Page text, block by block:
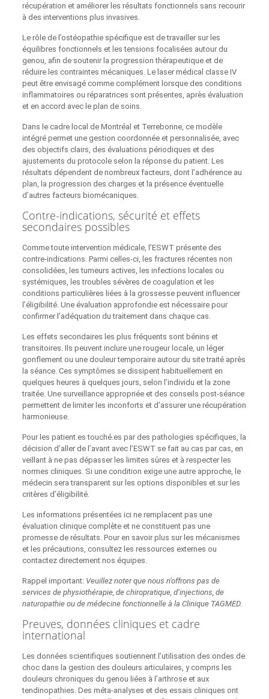
récupération et améliorer les résultats fonctionnels sans recourir
à des interventions plus invasives.
Le rôle de l’ostéopathie spécifique est de travailler sur les
équilibres fonctionnels et les tensions focalisées autour du
genou, afin de soutenir la progression thérapeutique et de
réduire les contraintes mécaniques. Le laser médical classe IV
peut être envisagé comme complément lorsque des conditions
inflammatoires ou réparatrices sont présentes, après évaluation
et en accord avec le plan de soins.
Dans le cadre local de Montréal et Terrebonne, ce modèle
intégré permet une gestion coordonnée et personnalisée, avec
des objectifs clairs, des évaluations périodiques et des
ajustements du protocole selon la réponse du patient. Les
résultats dépendent de nombreux facteurs, dont l’adhérence au
plan, la progression des charges et la présence éventuelle
d’autres facteurs biomécaniques.
Contre-indications, sécurité et effets
secondaires possibles
Comme toute intervention médicale, l’ESWT présente des
contre-indications. Parmi celles-ci, les fractures récentes non
consolidées, les tumeurs actives, les infections locales ou
systémiques, les troubles sévères de coagulation et les
conditions particulières liées à la grossesse peuvent influencer
l’éligibilité. Une évaluation approfondie est nécessaire pour
confirmer l’adéquation du traitement dans chaque cas.
Les effets secondaires les plus fréquents sont bénins et
transitoires. Ils peuvent inclure une rougeur locale, un léger
gonflement ou une douleur temporaire autour du site traité après
la séance. Ces symptômes se dissipent habituellement en
quelques heures à quelques jours, selon l’individu et la zone
traitée. Une surveillance appropriée et des conseils post‑séance
permettent de limiter les inconforts et d’assurer une récupération
harmonieuse.
Pour les patient.es touché.es par des pathologies spécifiques, la
décision d’aller de l’avant avec l’ESWT se fait au cas par cas, en
veillant à ne pas dépasser les limites sûres et à respecter les
normes cliniques. Si une condition exige une autre approche, le
médecin sera transparent sur les options disponibles et sur les
critères d’éligibilité.
Les informations présentées ici ne remplacent pas une
évaluation clinique complète et ne constituent pas une
promesse de résultats. Pour en savoir plus sur les mécanismes
et les précautions, consultez les ressources externes ou
contactez directement nos équipes.
Rappel important: Veuillez noter que nous n’offrons pas de
services de physiothérapie, de chiropratique, d’injections, de
naturopathie ou de médecine fonctionnelle à la Clinique TAGMED.
Preuves, données cliniques et cadre
international
Les données scientifiques soutiennent l’utilisation des ondes de
choc dans la gestion des douleurs articulaires, y compris les
douleurs chroniques du genou liées à l’arthrose et aux
tendinopathies. Des méta‑analyses et des essais cliniques ont